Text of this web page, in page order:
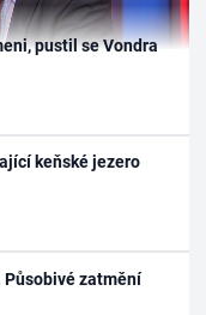
pustil se Vondra
keňské jezero
Působivé zatmění